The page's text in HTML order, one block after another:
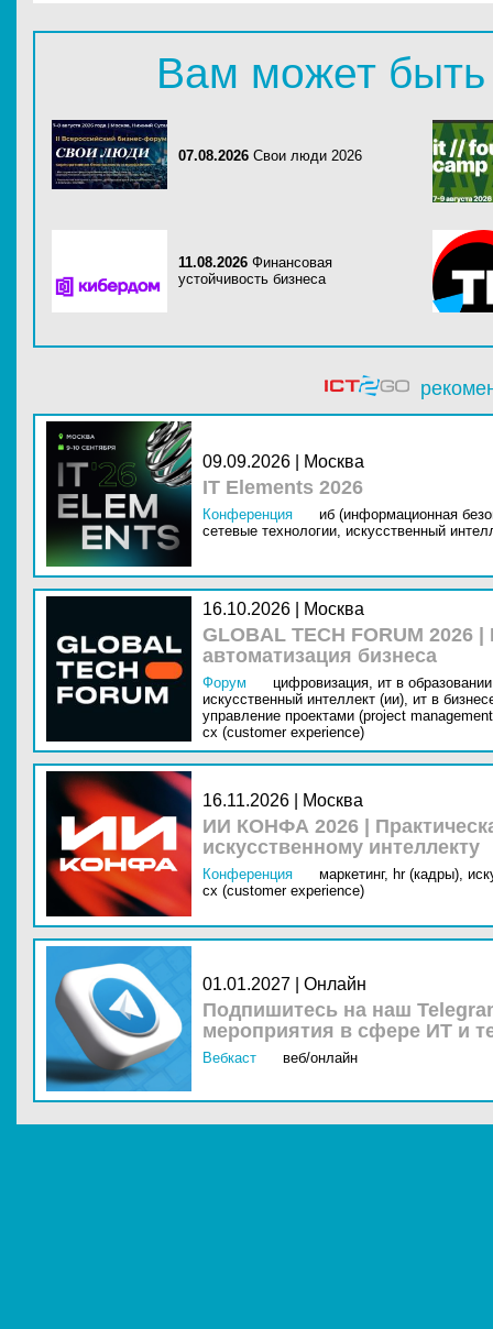
Вам может быть
07.08.2026 Свои люди 2026
11.08.2026 Финансовая
устойчивость бизнеса
09.09.2026 | Москва
IT Elements 2026
Конференция
иб (информационная
сетевые технологии, искусственный
16.10.2026 | Москва
GLOBAL TECH FORUM
автоматизация бизнеса
Форум цифровизация, ит в
искусственный интеллект (ии), ит в
управление проектами (project
cx (customer experience)
16.11.2026 | Москва
ИИ КОНФА 2026 |
искусственному интеллекту
Конференция маркетинг, hr (кадры),
cx (customer experience)
01.01.2027 | Онлайн
Подпишитесь на наш
мероприятия в сфере ИТ и
Вебкаст веб/онлайн